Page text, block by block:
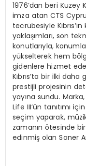
1976’dan beri Kuzey
imza atan CTS
tecrübesiyle
yaklaşımları, son
konutlarıyla,
yükselterek hem
gidenlere hizmet
Kıbrıs’ta bir ilki
prestijli projesinin
yayına sundu.
Life III’ün tanıtımı
seçim yaparak,
zamanın ötesinde
edinmiş olan Soner